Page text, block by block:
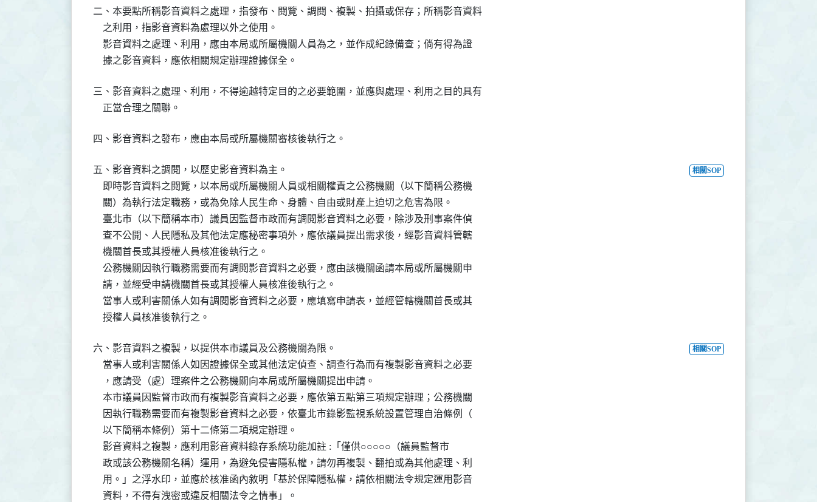
二、本要點所稱影音資料之處理，指發布、閱覽、調閱、複製、拍攝或保存；所稱影音資料
    之利用，指影音資料為處理以外之使用。
    影音資料之處理、利用，應由本局或所屬機關人員為之，並作成紀錄備查；倘有得為證
    據之影音資料，應依相關規定辦理證據保全。
三、影音資料之處理、利用，不得逾越特定目的之必要範圍，並應與處理、利用之目的具有
    正當合理之關聯。
四、影音資料之發布，應由本局或所屬機關審核後執行之。
五、影音資料之調閱，以歷史影音資料為主。
    即時影音資料之閱覽，以本局或所屬機關人員或相關權責之公務機關（以下簡稱公務機
    關）為執行法定職務，或為免除人民生命、身體、自由或財產上迫切之危害為限。
    臺北市（以下簡稱本市）議員因監督市政而有調閱影音資料之必要，除涉及刑事案件偵
    查不公開、人民隱私及其他法定應秘密事項外，應依議員提出需求後，經影音資料管轄
    機關首長或其授權人員核准後執行之。
    公務機關因執行職務需要而有調閱影音資料之必要，應由該機關函請本局或所屬機關申
    請，並經受申請機關首長或其授權人員核准後執行之。
    當事人或利害關係人如有調閱影音資料之必要，應填寫申請表，並經管轄機關首長或其
    授權人員核准後執行之。
相關SOP
六、影音資料之複製，以提供本市議員及公務機關為限。
    當事人或利害關係人如因證據保全或其他法定偵查、調查行為而有複製影音資料之必要
    ，應請受（處）理案件之公務機關向本局或所屬機關提出申請。
    本市議員因監督市政而有複製影音資料之必要，應依第五點第三項規定辦理；公務機關
    因執行職務需要而有複製影音資料之必要，依臺北市錄影監視系統設置管理自治條例（
    以下簡稱本條例）第十二條第二項規定辦理。
    影音資料之複製，應利用影音資料錄存系統功能加註 :「僅供○○○○○（議員監督市
    政或該公務機關名稱）運用，為避免侵害隱私權，請勿再複製、翻拍或為其他處理、利
    用。」之浮水印，並應於核准函內敘明「基於保障隱私權，請依相關法令規定運用影音
    資料，不得有洩密或違反相關法令之情事」。
相關SOP